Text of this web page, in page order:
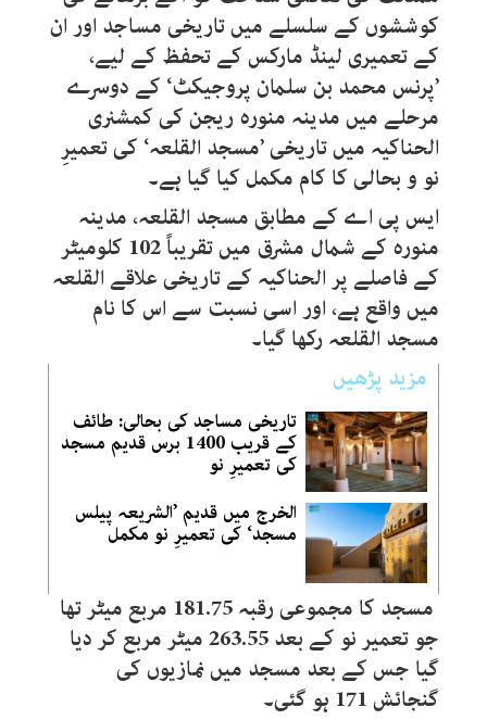
seconds
کوششوں کے سلسلے میں تاریخی مساجد اور ان
کے تعمیری لینڈ مارکس کے تحفظ کے لیے،
’پرنس محمد بن سلمان پروجیکٹ‘ کے دوسرے
مرحلے میں مدینہ منورہ ریجن کی کمشنری
الحناکیہ میں تاریخی ’مسجد القلعہ‘ کی تعمیرِ
نو و بحالی کا کام مکمل کیا گیا ہے۔
ایس پی اے کے مطابق مسجد القلعہ، مدینہ
منورہ کے شمال مشرق میں تقریباً 102 کلومیٹر
کے فاصلے پر الحناکیہ کے تاریخی علاقے القلعہ
میں واقع ہے، اور اسی نسبت سے اس کا نام
مسجد القلعہ رکھا گیا۔
مزید پڑھیں
تاریخی مساجد کی بحالی: طائف
کے قریب 1400 برس قدیم مسجد
کی تعمیرِ نو
الخرج میں قدیم ’الشریعہ پیلس
مسجد‘ کی تعمیرِ نو مکمل
مسجد کا مجموعی رقبہ 181.75 مربع میٹر تھا
جو تعمیر نو کے بعد 263.55 میٹر مربع کر دیا
گیا جس کے بعد مسجد میں نمازیوں کی
گنجائش 171 ہو گئی۔